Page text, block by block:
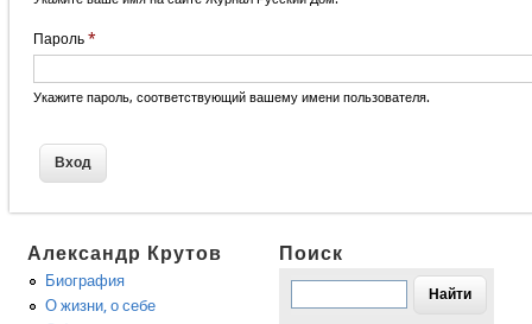
Пароль *
Укажите пароль, соответствующий вашему имени пользователя.
Александр Крутов
Биография
О жизни, о себе
Поиск